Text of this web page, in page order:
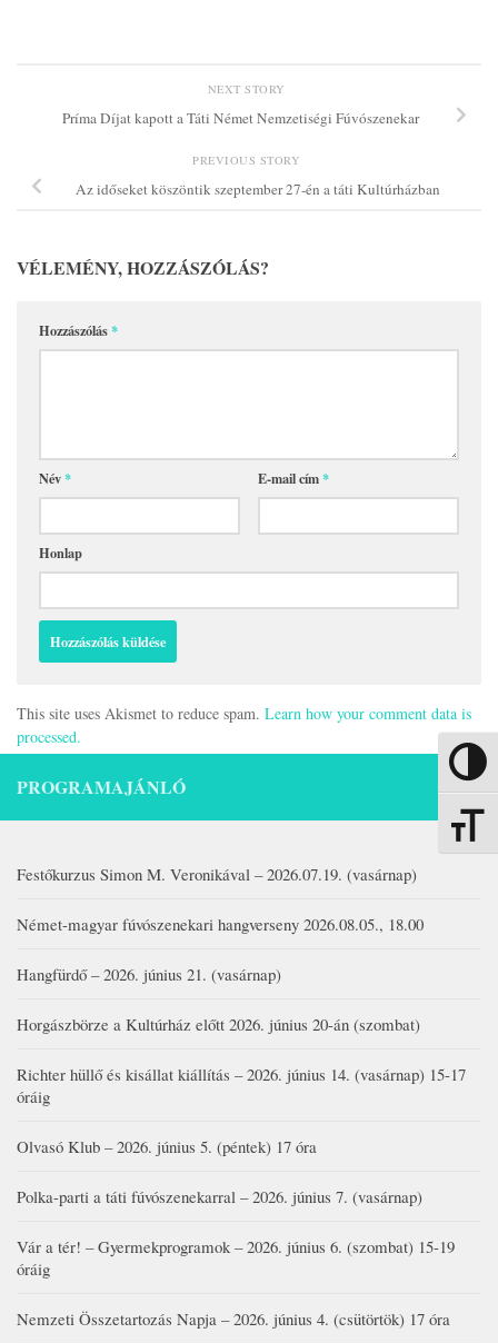
Nagy
NEXT STORY
Príma Díjat kapott a Táti Német Nemzetiségi Fúvószenekar
PREVIOUS STORY
Az időseket köszöntik szeptember 27-én a táti Kultúrházban
VÉLEMÉNY, HOZZÁSZÓLÁS?
Hozzászólás*
Név* E-mail cím*
Honlap
This site uses Akismet to reduce spam. Learn how your comment data is
processed.
PROGRAMAJÁNLÓ
Festőkurzus Simon M. Veronikával – 2026.07.19. (vasárnap)
Német-magyar fúvószenekari hangverseny 2026.08.05., 18.00
Hangfürdő – 2026. június 21. (vasárnap)
Horgászbörze a Kultúrház előtt 2026. június 20-án (szombat)
Richter hüllő és kisállat kiállítás – 2026. június 14. (vasárnap) 15-17
óráig
Olvasó Klub – 2026. június 5. (péntek) 17 óra
Polka-parti a táti fúvószenekarral – 2026. június 7. (vasárnap)
Vár a tér! – Gyermekprogramok – 2026. június 6. (szombat) 15-19
óráig
Nemzeti Összetartozás Napja – 2026. június 4. (csütörtök) 17 óra